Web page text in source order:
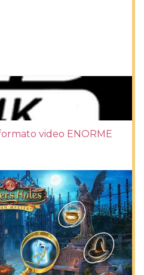
video ENORME